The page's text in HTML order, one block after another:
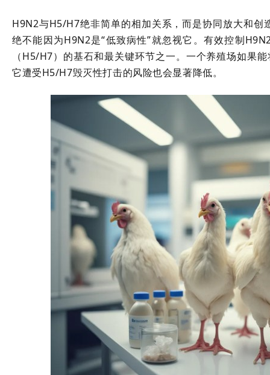
H9N2与H5/H7绝非简单的相加关系，而是协同放大和创
绝不能因为H9N2是“低致病性”就忽视它。有效控制
（H5/H7）的基石和最关键环节之一。一个养殖场如果
它遭受H5/H7毁灭性打击的风险也会显著降低。